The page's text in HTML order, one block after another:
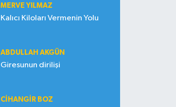
MERVE YILMAZ
Kalıcı Kiloları Vermenin Yolu
ABDULLAH AKGÜN
Giresunun dirilişi
CIHANGIR BOZ